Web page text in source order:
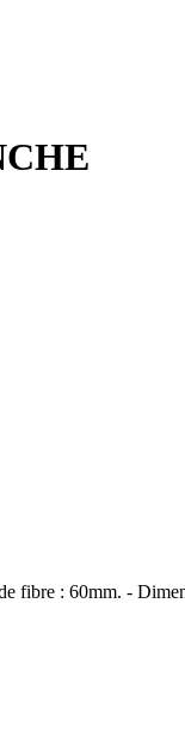
fibre : 60mm. -